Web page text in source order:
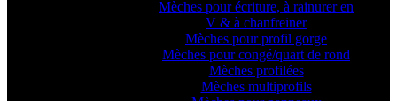
Mèches pour écriture, à rainurer en
V & à chanfreiner
Mèches pour profil gorge
Mèches pour congé/quart de rond
Mèches profilées
Mèches multiprofils